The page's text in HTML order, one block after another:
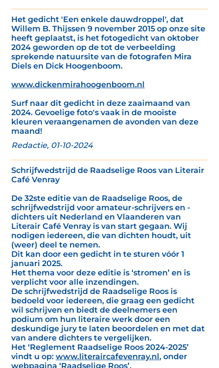
Het gedicht 'Een enkele dauwdroppel', dat
Willem B. Thijssen 9 november 2015 op onze site
heeft geplaatst, is het fotogedicht van oktober
2024 geworden op de tot de verbeelding
sprekende natuursite van de fotografen Mira
Diels en Dick Hoogenboom.
www.dickenmirahoogenboom.nl
Surf naar dit gedicht in deze zaaimaand van
2024. Gevoelige foto's vaak in de mooiste
kleuren veraangenamen de avonden van deze
maand!
Redactie, 01-10-2024
Schrijfwedstrijd de Raadselige Roos van Literair
Café Venray
De 32ste editie van de Raadselige Roos, de
schrijfwedstrijd voor amateur-schrijvers en -
dichters uit Nederland en Vlaanderen van
Literair Café Venray is van start gegaan. Wij
nodigen iedereen, die van dichten houdt, uit
(weer) deel te nemen.
Dit kan door een gedicht in te sturen vóór 1
januari 2025.
Het thema voor deze editie is ‘stromen’ en is
verplicht voor alle inzendingen.
De schrijfwedstrijd de Raadselige Roos is
bedoeld voor iedereen, die graag een gedicht
wil schrijven en biedt de deelnemers een
podium om hun literaire werk door een
deskundige jury te laten beoordelen en met dat
van andere dichters te vergelijken.
Het ‘Reglement Raadselige Roos 2024-2025’
vindt u op: www.literaircafevenray.nl, onder
webpagina ‘Raadselige Roos’.